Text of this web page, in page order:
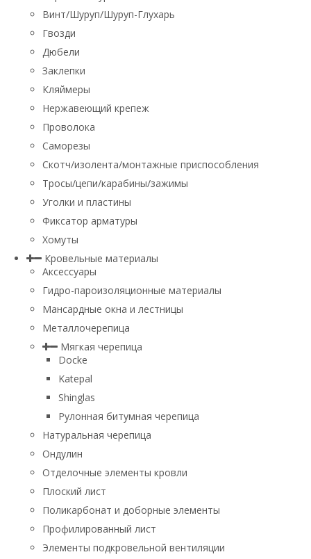
Винт/Шуруп/Шуруп-Глухарь
Гвозди
Дюбели
Заклепки
Кляймеры
Нержавеющий крепеж
Проволока
Саморезы
Скотч/изолента/монтажные приспособления
Тросы/цепи/карабины/зажимы
Уголки и пластины
Фиксатор арматуры
Хомуты
Кровельные материалы
Аксессуары
Гидро-пароизоляционные материалы
Мансардные окна и лестницы
Металлочерепица
Мягкая черепица
Docke
Katepal
Shinglas
Рулонная битумная черепица
Натуральная черепица
Ондулин
Отделочные элементы кровли
Плоский лист
Поликарбонат и доборные элементы
Профилированный лист
Элементы подкровельной вентиляции